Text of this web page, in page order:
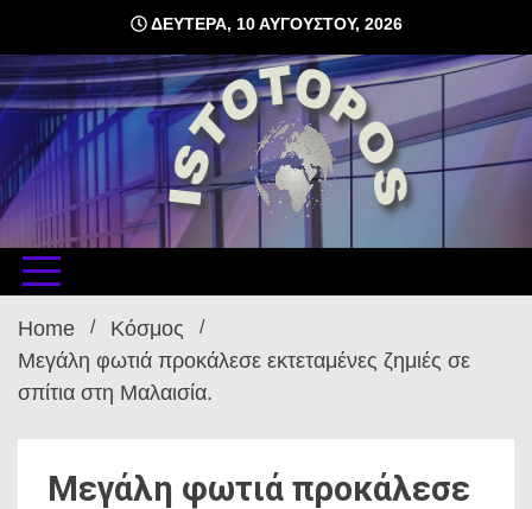
content
ΔΕΥΤΈΡΑ, 10 ΑΥΓΟΎΣΤΟΥ, 2026
δωρεάν φιλοξενία ιστοσελίδων , ειδήσεις
Home
Κόσμος
Μεγάλη φωτιά προκάλεσε εκτεταμένες ζημιές σε
σπίτια στη Μαλαισία.
Μεγάλη φωτιά προκάλεσε